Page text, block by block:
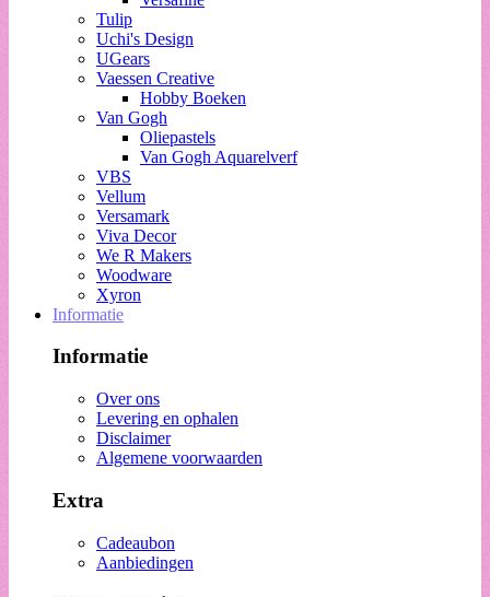
Tulip
Uchi's Design
UGears
Vaessen Creative
Hobby Boeken
Van Gogh
Oliepastels
Van Gogh Aquarelverf
VBS
Vellum
Versamark
Viva Decor
We R Makers
Woodware
Xyron
Informatie
Informatie
Over ons
Levering en ophalen
Disclaimer
Algemene voorwaarden
Extra
Cadeaubon
Aanbiedingen